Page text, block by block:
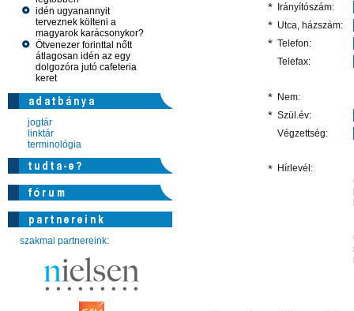
idén ugyanannyit
terveznek költeni a
magyarok karácsonykor?
Ötvenezer forinttal nőtt
átlagosan idén az egy
dolgozóra jutó cafeteria
keret
jogtár
linktár
terminológia
szakmai partnereink:
* Irányítószám:
* Utca, házszám:
* Telefon:
Telefax:
* Nem:
* Szül.év:
Végzettség:
* Hírlevél: